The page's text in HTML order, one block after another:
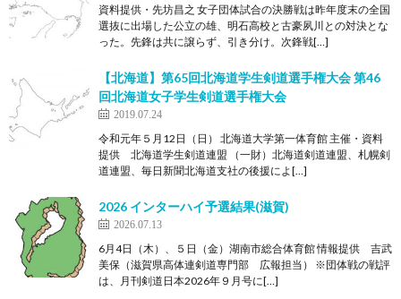
資料提供・先坊昌之 女子団体試合の決勝戦は昨年度末の全国
選抜に出場した公立の雄、明石高校と古豪夙川との対決とな
った。先鋒は共に譲らず、引き分け。次鋒戦[…]
【北海道】第65回北海道学生剣道選手権大会 第46
回北海道女子学生剣道選手権大会
2019.07.24
令和元年５月12日（日） 北海道大学第一体育館 主催・資料
提供 北海道学生剣道連盟 （一財）北海道剣道連盟、札幌剣
道連盟、毎日新聞北海道支社の後援によ[…]
2026 インターハイ予選結果(滋賀)
2026.07.13
6月4日（木）、５日（金）湖南市総合体育館 情報提供 吉武
美保（滋賀県高体連剣道専門部 広報担当） ※団体戦の戦評
は、月刊剣道日本2026年９月号に[…]